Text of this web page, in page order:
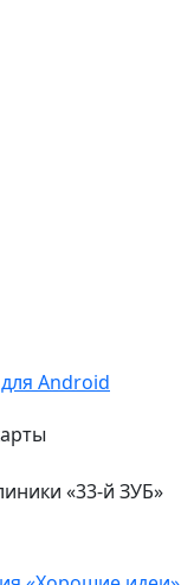
«33-й ЗУБ»